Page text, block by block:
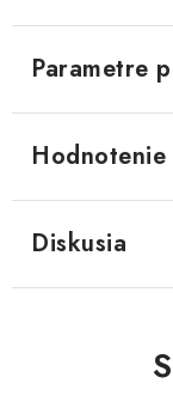
Parametre
Diskusia